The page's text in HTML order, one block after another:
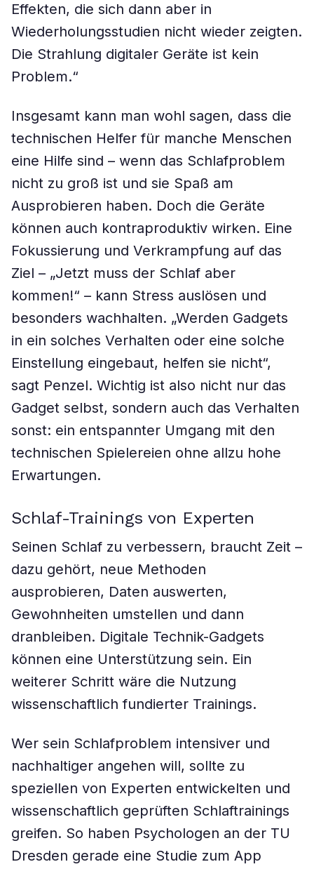
Effekten, die sich dann aber in
Wiederholungsstudien nicht wieder zeigten.
Die Strahlung digitaler Geräte ist kein
Problem.“
Insgesamt kann man wohl sagen, dass die
technischen Helfer für manche Menschen
eine Hilfe sind – wenn das Schlafproblem
nicht zu groß ist und sie Spaß am
Ausprobieren haben. Doch die Geräte
können auch kontraproduktiv wirken. Eine
Fokussierung und Verkrampfung auf das
Ziel – „Jetzt muss der Schlaf aber
kommen!“ – kann Stress auslösen und
besonders wachhalten. „Werden Gadgets
in ein solches Verhalten oder eine solche
Einstellung eingebaut, helfen sie nicht“,
sagt Penzel. Wichtig ist also nicht nur das
Gadget selbst, sondern auch das Verhalten
sonst: ein entspannter Umgang mit den
technischen Spielereien ohne allzu hohe
Erwartungen.
Schlaf-Trainings von Experten
Seinen Schlaf zu verbessern, braucht Zeit –
dazu gehört, neue Methoden
ausprobieren, Daten auswerten,
Gewohnheiten umstellen und dann
dranbleiben. Digitale Technik-Gadgets
können eine Unterstützung sein. Ein
weiterer Schritt wäre die Nutzung
wissenschaftlich fundierter Trainings.
Wer sein Schlafproblem intensiver und
nachhaltiger angehen will, sollte zu
speziellen von Experten entwickelten und
wissenschaftlich geprüften Schlaftrainings
greifen. So haben Psychologen an der TU
Dresden gerade eine Studie zum App